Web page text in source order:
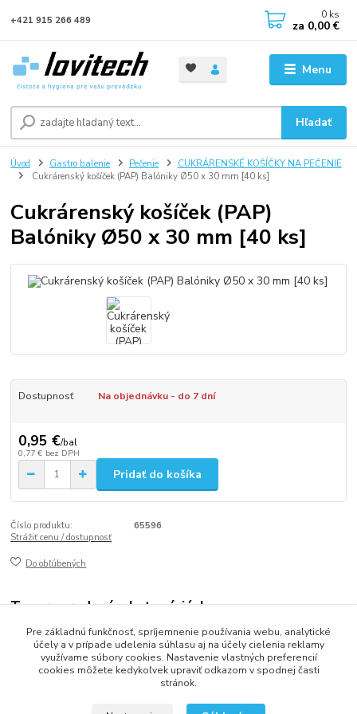
Menu
Hľadať
+421 915 266 489 0 ks
za 0,00 €
Úvod Gastro balenie Pečenie
CUKRÁRENSKÉ KOŠÍČKY NA PEČENIE
Cukrárenský košíček (PAP) Balóniky Ø50 x 30 mm [40 ks]
Cukrárenský košíček (PAP)
Balóniky Ø50 x 30 mm [40 ks]
Dostupnosť Na objednávku - do 7 dní
0,95 €/bal
0,77 € bez DPH
Pridať do košíka
Číslo produktu:
65596
Strážiť cenu / dostupnosť
Do obľúbených
Tovar zaradený v kategóriách
CUKRÁRENSKÉ KOŠÍČKY NA PEČENIE
Pre základnú funkčnosť, spríjemnenie používania webu, analytické
účely a v prípade udelenia súhlasu aj na účely cielenia reklamy
využívame súbory cookies. Nastavenie vlastných preferencií
cookies môžete kedykoľvek upraviť odkazom v spodnej časti
stránok.